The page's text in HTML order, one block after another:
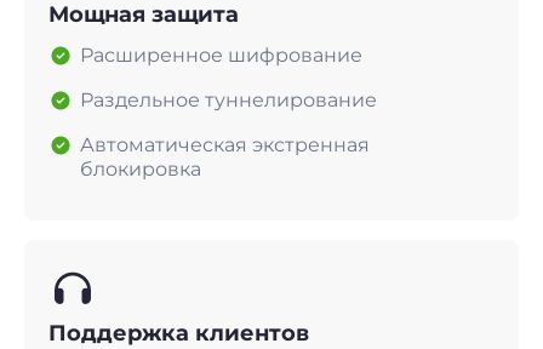
Мощная защита
Расширенное шифрование
Раздельное туннелирование
Автоматическая экстренная
блокировка
Поддержка клиентов